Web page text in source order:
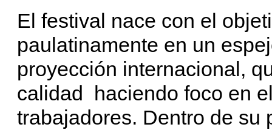
El festival nace con el
paulatinamente en un
proyección internacional,
calidad haciendo foco en
trabajadores. Dentro de su